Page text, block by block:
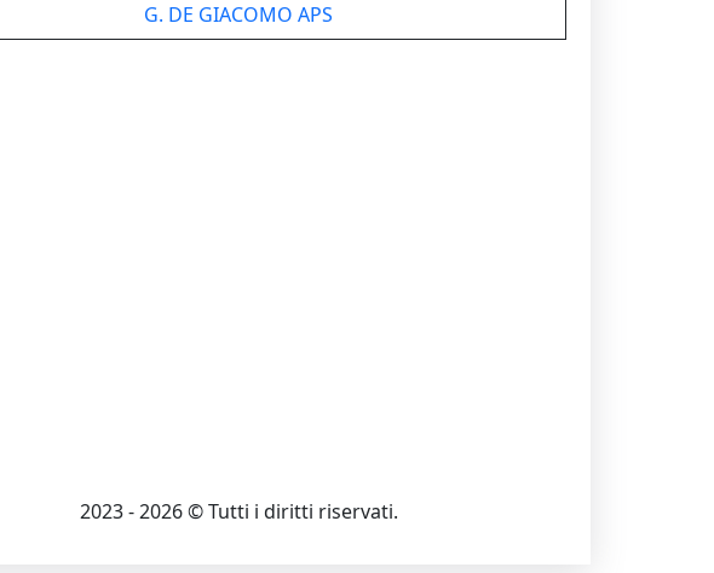
G. DE GIACOMO APS
2023 - 2026 © Tutti i diritti riservati.